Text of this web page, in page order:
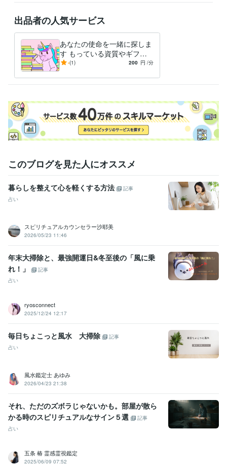
準備を整えてからお話しさせていただくスタイルです。
そのため、1日1名から2名様までの【完全予約制】としております。
魂の設計図や過去生という、非常にデリケートな内容を扱う鑑定です。
お一人おひとりの繊細なテーマに、静かに真摯に向き合いたいと考えて
ご予約の状況によっては、鑑定まで1週間ほどお時間をいただく場合もご
ざいます。
お待たせすることもあるかと存じますが、
その分、心を込めて準備をさせていただきます。
あなたにお会いできることをお待ちしております。
出品者の人気サービス
あなたの使命を一緒に探しま
す もっている資質やギフト
を使って人生を切り開く
-(1) 200 円 /分
このブログを見た人にオススメ
暮らしを整えて心を軽くする方法
記事
占い
スピリチュアルカウンセラー沙耶美
2026/05/23 11:46
年末大掃除と、最強開運日&冬至後の「風に乗
れ！」
記事
占い
ryosconnect
2025/12/24 12:17
毎日ちょこっと風水 大掃除
記事
占い
風水鑑定士 あゆみ
2026/04/23 21:38
それ、ただのズボラじゃないかも。部屋が散ら
かる時のスピリチュアルなサイン５選
記事
占い
五条 椿 霊感霊視鑑定
2025/06/09 07:52